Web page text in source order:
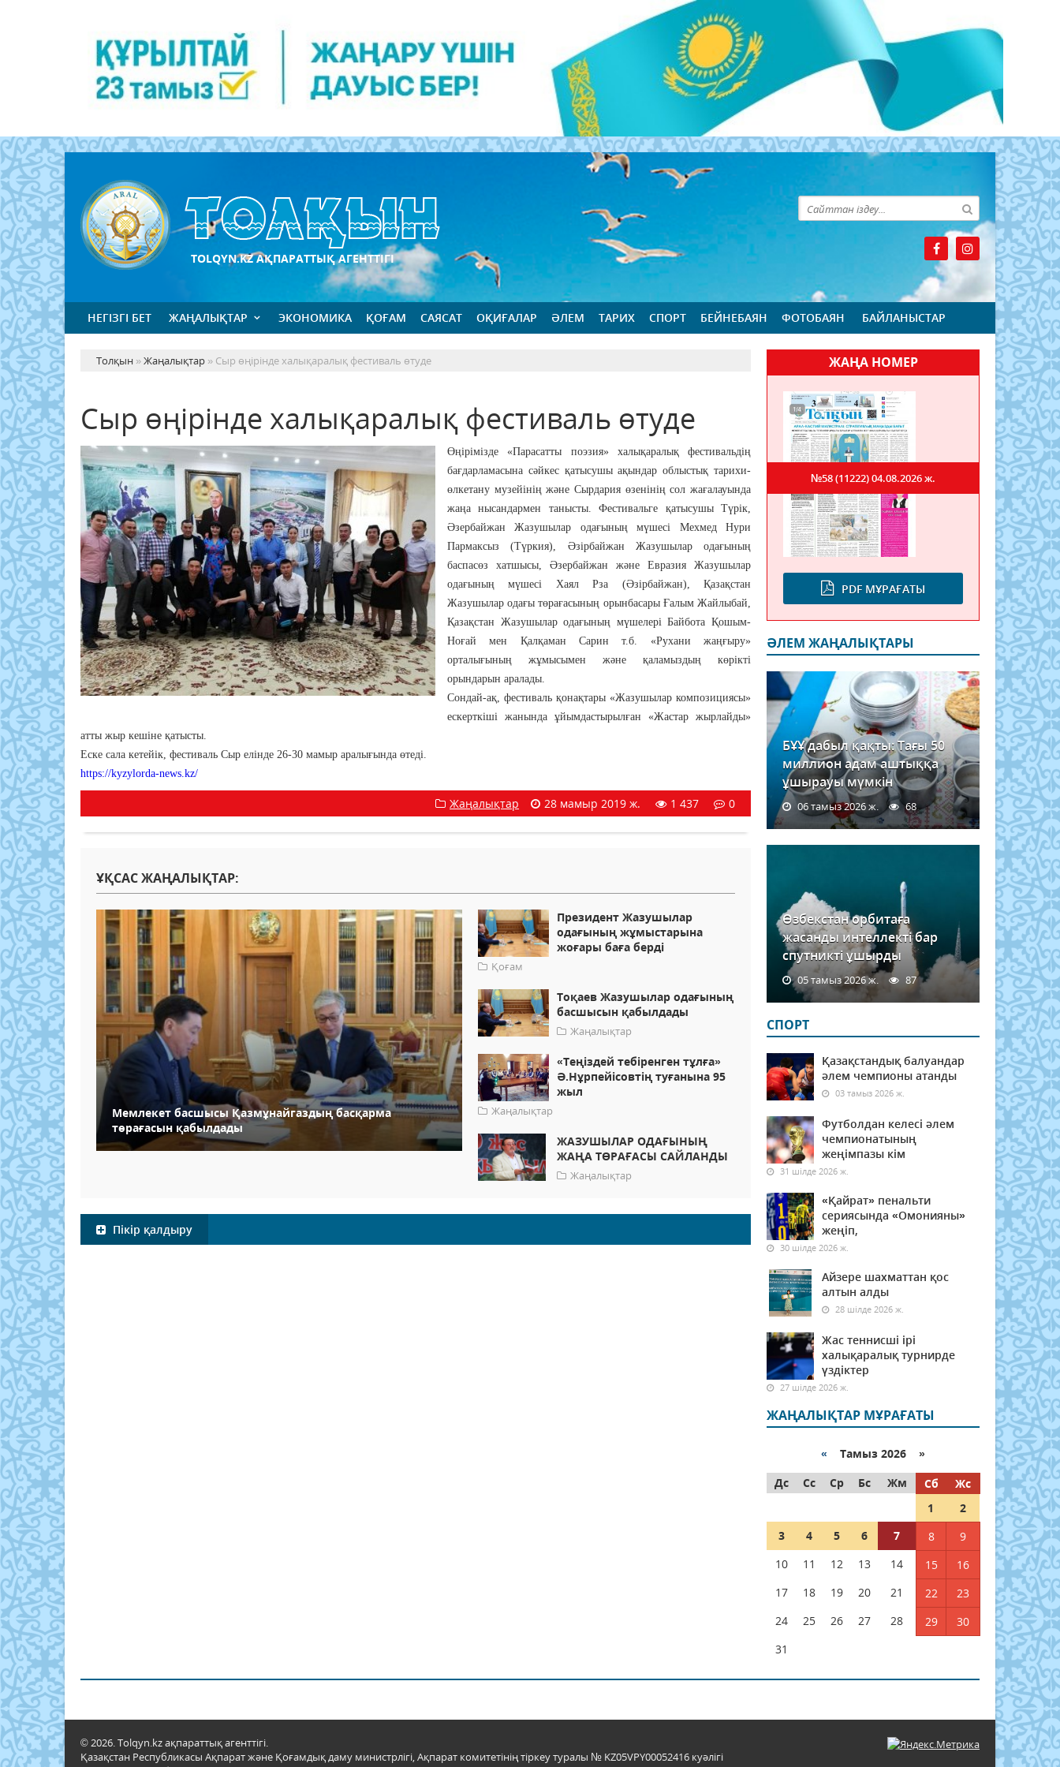
TOLQYN.KZ АҚПАРАТТЫҚ АГЕНТТІГІ
НЕГІЗГІ БЕТ ЖАҢАЛЫҚТАР ЭКОНОМИКА ҚОҒАМ САЯСАТ ОҚИҒАЛАР ӘЛЕМ ТАРИХ СПОРТ БЕЙНЕБАЯН ФОТОБАЯН БАЙЛАНЫСТАР
Толқын »Жаңалықтар » Сыр өңірінде халықаралық фестиваль өтуде
Сыр өңірінде халықаралық фестиваль өтуде
Өңірімізде «Парасатты поэзия» халықаралық фестивальдің
бағдарламасына сәйкес қатысушы ақындар облыстық тарихи-
өлкетану музейінің және Сырдария өзенінің сол жағалауында
жаңа нысандармен танысты. Фестивальге қатысушы Түрік,
Әзербайжан Жазушылар одағының мүшесі Мехмед Нури
Пармаксыз (Түркия), Әзірбайжан Жазушылар одағының
баспасөз хатшысы, Әзербайжан және Евразия Жазушылар
одағының мүшесі Хаял Рза (Әзірбайжан), Қазақстан
Жазушылар одағы төрағасының орынбасары Ғалым Жайлыбай,
Қазақстан Жазушылар одағының мүшелері Байбота Қошым-
Ноғай мен Қалқаман Сарин т.б. «Рухани жаңғыру»
орталығының жұмысымен және қаламыздың көрікті
орындарын аралады.
Сондай-ақ, фестиваль қонақтары «Жазушылар композициясы»
ескерткіші жанында ұйымдастырылған «Жастар жырлайды»
атты жыр кешіне қатысты.
Еске сала кетейік, фестиваль Сыр елінде 26-30 мамыр аралығында өтеді.
https://kyzylorda-news.kz/
Жаңалықтар 28 мамыр 2019 ж. 1 437 0
ҰҚСАС ЖАҢАЛЫҚТАР:
Мемлекет басшысы Қазмұнайгаздың басқарма
төрағасын қабылдады
Президент Жазушылар
одағының жұмыстарына
жоғары баға берді
Қоғам
Тоқаев Жазушылар одағының
басшысын қабылдады
Жаңалықтар
«Теңіздей тебіренген тұлға»
Ә.Нұрпейісовтің туғанына 95
жыл
Жаңалықтар
ЖАЗУШЫЛАР ОДАҒЫНЫҢ
ЖАҢА ТӨРАҒАСЫ САЙЛАНДЫ
Жаңалықтар
Пікір қалдыру
ЖАҢА НОМЕР
PDF МҰРАҒАТЫ
№58 (11222)04.08.2026 ж.
ӘЛЕМ ЖАҢАЛЫҚТАРЫ
БҰҰ дабыл қақты: Тағы 50
миллион адам аштыққа
ұшырауы мүмкін
06 тамыз 2026 ж. 68
Өзбекстан орбитаға
жасанды интеллекті бар
спутникті ұшырды
05 тамыз 2026 ж. 87
СПОРТ
Қазақстандық балуандар
әлем чемпионы атанды
03 тамыз 2026 ж.
Футболдан келесі әлем
чемпионатының
жеңімпазы кім
31 шілде 2026 ж.
«Қайрат» пенальти
сериясында «Омонияны»
жеңіп,
30 шілде 2026 ж.
Айзере шахматтан қос
алтын алды
28 шілде 2026 ж.
Жас теннисші ірі
халықаралық турнирде
үздіктер
27 шілде 2026 ж.
ЖАҢАЛЫҚТАР МҰРАҒАТЫ
« Тамыз 2026 »
Дс
Сс Ср Бс Жм Сб
Жс
1
2
3
4 5 6 7 8
9
10
11 12 13 14 15
16
17
18 19 20 21 22
23
24
25 26 27 28 29
30
31
© 2026. Tolqyn.kz ақпараттық агенттігі.
Қазақстан Республикасы Ақпарат және Қоғамдық даму министрлігі, Ақпарат комитетінің тіркеу туралы № KZ05VPY00052416 куәлігі